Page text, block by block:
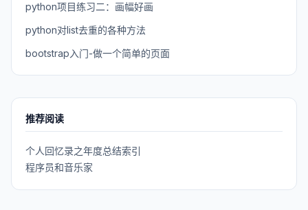
python项目练习二：画幅好画
python对list去重的各种方法
bootstrap入门-做一个简单的页面
推荐阅读
个人回忆录之年度总结索引
程序员和音乐家